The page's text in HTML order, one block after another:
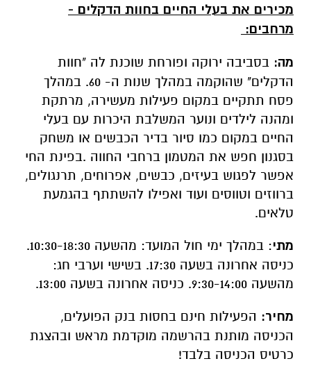
מכירים את בעלי החיים בחוות הדקלים -
מרחבים:
מה: בסביבה ירוקה ופורחת שוכנת לה "חוות
הדקלים" שהוקמה במהלך שנות ה- 60. במהלך
פסח תתקיים במקום פעילות מעשירה, מרתקת
ומהנה לילדים ונוער המשלבת היכרות עם בעלי
החיים במקום כמו סיור בדיר הכבשים או משחק
בסגנון חפש את המטמון ברחבי החווה .בפינת החי
אפשר לפגוש בעיזים, כבשים, אפרוחים, תרנגולים,
ברווזים וטווסים ועוד ואפילו להשתתף בהגמעת
טלאים.
מתי
: במהלך ימי חול המועד: מהשעה 10:30-18:30.
כניסה אחרונה בשעה 17:30. בשישי וערבי חג:
מהשעה 9:30-14:00. כניסה אחרונה בשעה 13:00.
מחיר: הפעילות חינם בחסות בנק הפועלים,
הכניסה מותנת בהרשמה מוקדמת מראש ובהצגת
כרטיס הכניסה בלבד!